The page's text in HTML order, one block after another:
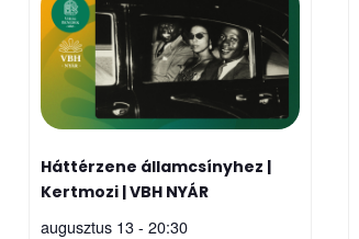
Háttérzene államcsínyhez |
Kertmozi | VBH NYÁR
augusztus 13 - 20:30